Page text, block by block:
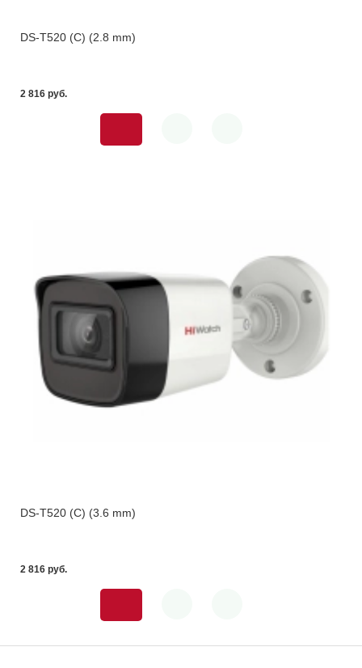
DS-T520 (C) (2.8 mm)
2 816 pуб.
DS-T520 (C) (3.6 mm)
2 816 pуб.